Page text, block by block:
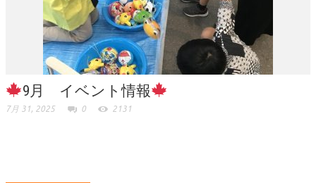
9月 イベント情報
7月 31, 2025 0 2131